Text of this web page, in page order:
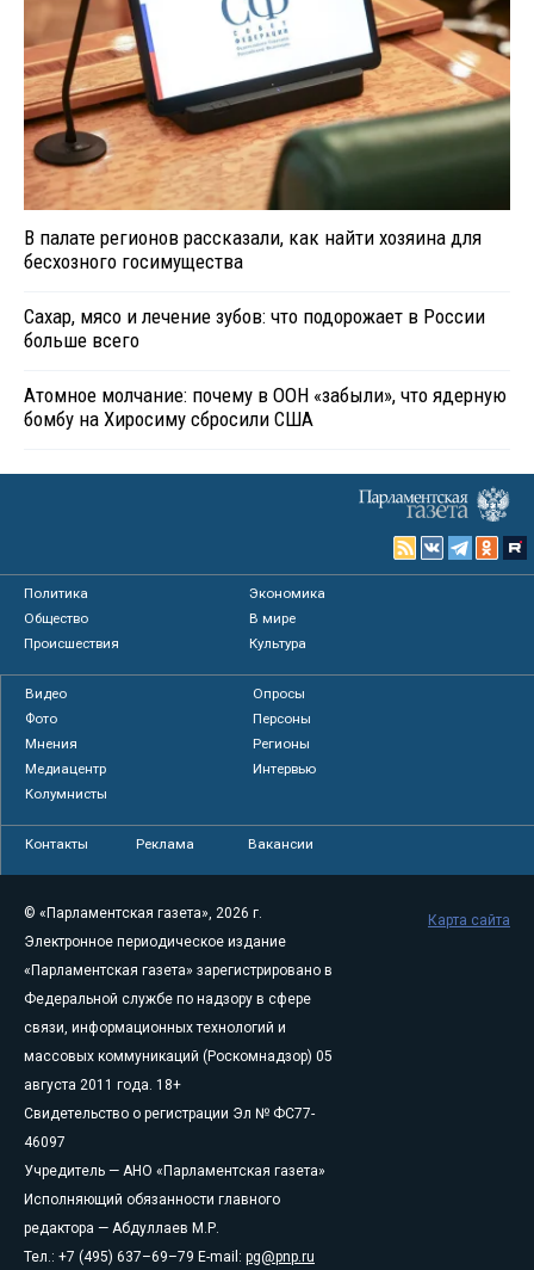
В палате регионов рассказали, как найти хозяина для
бесхозного госимущества
Сахар, мясо и лечение зубов: что подорожает в России
больше всего
Атомное молчание: почему в ООН «забыли», что ядерную
бомбу на Хиросиму сбросили США
Политика
Экономика
Общество
В мире
Происшествия
Культура
Видео
Опросы
Фото
Персоны
Мнения
Регионы
Медиацентр
Интервью
Колумнисты
Контакты Реклама Вакансии
© «Парламентская газета», 2026 г.
Электронное периодическое издание
«Парламентская газета» зарегистрировано в
Федеральной службе по надзору в сфере
связи, информационных технологий и
массовых коммуникаций (Роскомнадзор) 05
августа 2011 года. 18+
Свидетельство о регистрации Эл № ФС77-
46097
Учредитель — АНО «Парламентская газета»
Исполняющий обязанности главного
редактора — Абдуллаев М.Р.
Тел.: +7 (495) 637–69–79 E-mail: pg@pnp.ru
Карта сайта